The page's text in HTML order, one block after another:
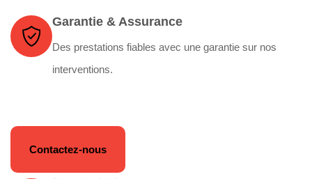
Garantie & Assurance
Des prestations fiables avec une garantie sur nos
interventions.
Contactez-nous